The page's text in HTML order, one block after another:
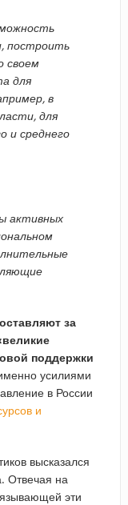
построить
своем
для
в
для
и среднего
активных
за
поддержки
усилиями
в России
и
высказался
Отвечая на
эти